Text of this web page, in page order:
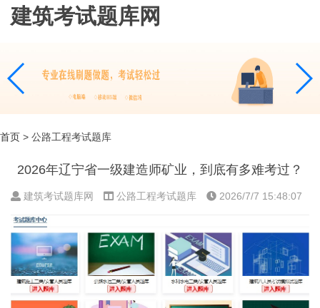
建筑考试题库网
首页 > 公路工程考试题库
2026年辽宁省一级建造师矿业，到底有多难考过？
建筑考试题库网 公路工程考试题库 2026/7/7 15:48:07